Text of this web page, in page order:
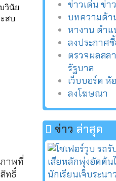
วินัย
สบ
าพที่
ทธิ์
ข่าวเด่น ข่า
บทความด้า
หางาน ตำแ
ลงประกาศ
ตรวจผลสล
รัฐบาล
เว็บบอร์ด ห้
ลงโฆษณา
ข่าว ล่าสุด